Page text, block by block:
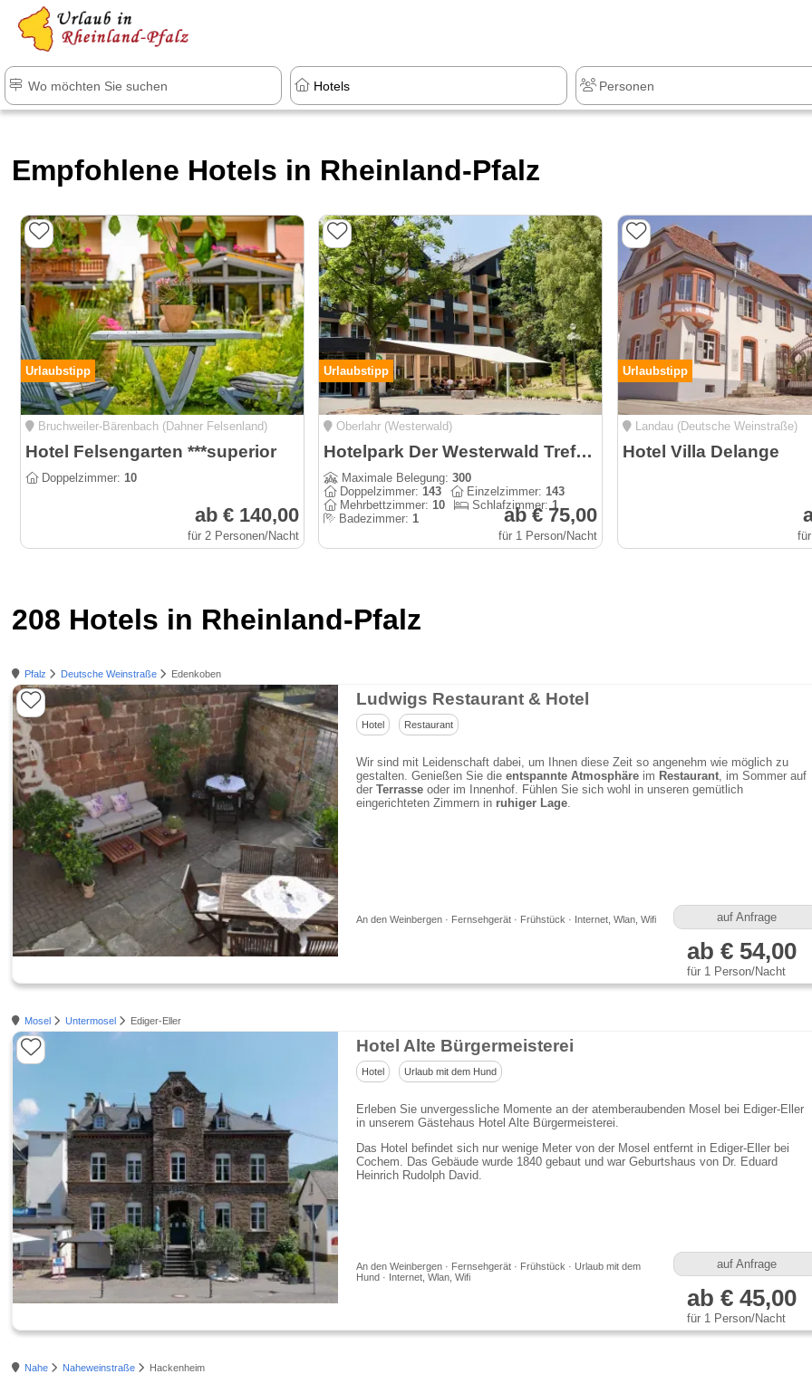
Empfohlene Hotels in Rheinland-Pfalz
Urlaubstipp
Bruchweiler-Bärenbach (Dahner Felsenland)
Hotel Felsengarten ***superior
Doppelzimmer:10
ab € 140,00
für 2 Personen/Nacht
Urlaubstipp
Oberlahr (Westerwald)
Hotelpark Der Westerwald Treff - Ehlscheid GmbH
Maximale Belegung:300
Doppelzimmer:143 Einzelzimmer:143
Mehrbettzimmer:10 Schlafzimmer:1
Badezimmer:1 ab € 75,00
für 1 Person/Nacht
Urlaubstipp
Landau (Deutsche Weinstraße)
Hotel Villa Delange
208 Hotels in Rheinland-Pfalz
Pfalz Deutsche Weinstraße Edenkoben
Ludwigs Restaurant & Hotel
Hotel Restaurant
Wir sind mit Leidenschaft dabei, um Ihnen diese Zeit so angenehm wie möglich zu
gestalten. Genießen Sie die entspannte Atmosphäreim Restaurant, im Sommer auf
der Terrasseoder im Innenhof. Fühlen Sie sich wohl in unseren gemütlich
eingerichteten Zimmern in ruhiger Lage.
An den Weinbergen · Fernsehgerät · Frühstück · Internet, Wlan, Wifi auf Anfrage
ab € 54,00
für 1 Person/Nacht
Mosel Untermosel Ediger-Eller
Hotel Alte Bürgermeisterei
Hotel Urlaub mit dem Hund
Erleben Sie unvergessliche Momente an der atemberaubenden Mosel bei Ediger-Eller
in unserem Gästehaus Hotel Alte Bürgermeisterei.
Das Hotel befindet sich nur wenige Meter von der Mosel entfernt in Ediger-Eller bei
Cochem. Das Gebäude wurde 1840 gebaut und war Geburtshaus von Dr. Eduard
Heinrich Rudolph David.
An den Weinbergen · Fernsehgerät · Frühstück · Urlaub mit dem
Hund · Internet, Wlan, Wifi
auf Anfrage
ab € 45,00
für 1 Person/Nacht
Nahe Naheweinstraße Hackenheim